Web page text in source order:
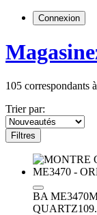
Connexion
105 correspondants
Trier par:
Filtres
BA ME3470
QUARTZ